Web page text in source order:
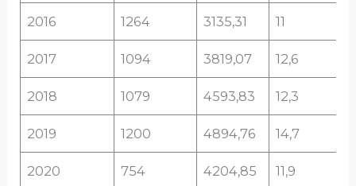
2016 1264 3135,31 11
2017 1094 3819,07 12,6
2018 1079 4593,83 12,3
2019 1200 4894,76 14,7
2020 754 4204,85 11,9